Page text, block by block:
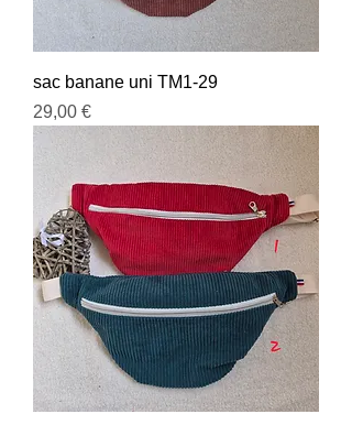
sac banane uni TM1-29
Prix
29,00 €